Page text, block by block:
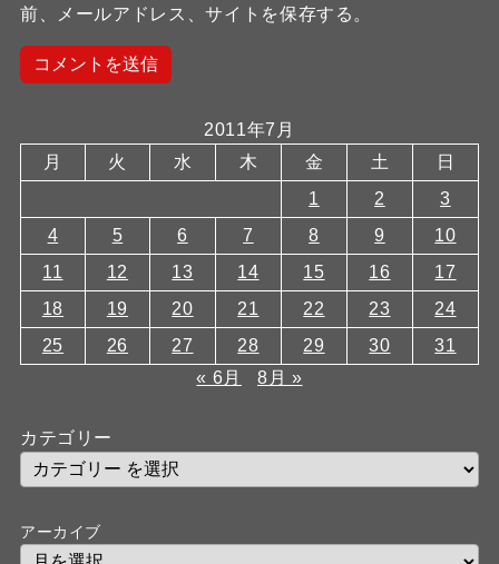
前、メールアドレス、サイトを保存する。
2011年7月
月
火 水 木 金 土
日
1
2
3
4
5 6 7 8 9
10
11
12 13 14 15 16
17
18
19 20 21 22 23
24
25
26 27 28 29 30
31
« 6月
8月 »
カテゴリー
アーカイブ